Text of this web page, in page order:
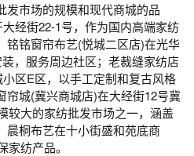
发市场的规模和现代商城的品
经街22-1号，作为国内高端家纺
铭铭窗帘布艺(悦城二区店)在光华
，服务周边社区；老裁缝家纺店
区E区，以手工定制和复古风格
帘城(冀兴商城店)在大经街12号冀
较大的家纺批发市场之一，涵盖
晨桐布艺在十小街盛和苑底商
纺产品。